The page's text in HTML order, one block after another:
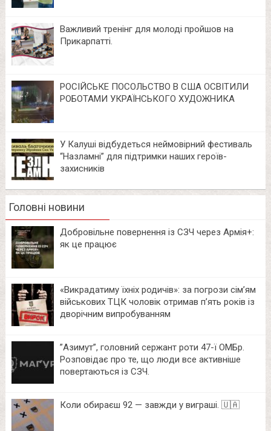
Важливий тренінг для молоді пройшов на
Прикарпатті.
РОСІЙСЬКЕ ПОСОЛЬСТВО В США ОСВІТИЛИ
РОБОТАМИ УКРАЇНСЬКОГО ХУДОЖНИКА
У Калуші відбудеться неймовірний фестиваль
“Назламні” для підтримки наших героїв-
захисників
Головні новини
Добровільне повернення із СЗЧ через Армія+:
як це працює
«Викрадатиму їхніх родичів»: за погрози сім’ям
військових ТЦК чоловік отримав п’ять років із
дворічним випробуванням
⁨”Азимут”, головний сержант роти 47-ї ОМБр.
Розповідає про те, що люди все активніше
повертаються із СЗЧ.
Коли обираєш 92 — завжди у виграші. 🇺🇦